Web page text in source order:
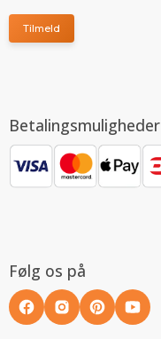
Tilmeld
Betalingsmuligheder
Følg os på